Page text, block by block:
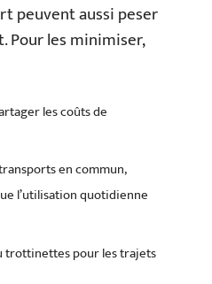
peuvent aussi peser
Pour les minimiser,
les coûts de
en commun,
l’utilisation quotidienne
trottinettes pour les trajets